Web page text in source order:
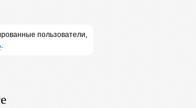
пользователи,
.